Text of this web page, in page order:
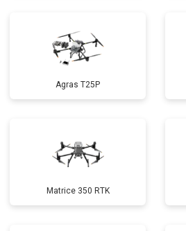
Agras T25P
Matrice 350 RTK